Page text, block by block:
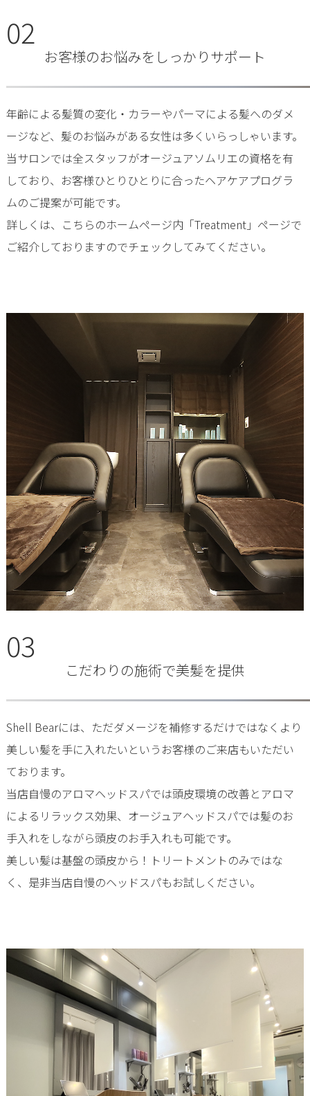
02
お客様のお悩みをしっかりサポート
年齢による髪質の変化・カラーやパーマによる髪へのダメ
ージなど、髪のお悩みがある女性は多くいらっしゃいます。
当サロンでは全スタッフがオージュアソムリエの資格を有
しており、お客様ひとりひとりに合ったヘアケアプログラ
ムのご提案が可能です。
詳しくは、こちらのホームページ内「Treatment」ページで
ご紹介しておりますのでチェックしてみてください。
03
こだわりの施術で美髪を提供
Shell Bearには、ただダメージを補修するだけではなくより
美しい髪を手に入れたいというお客様のご来店もいただい
ております。
当店自慢のアロマヘッドスパでは頭皮環境の改善とアロマ
によるリラックス効果、オージュアヘッドスパでは髪のお
手入れをしながら頭皮のお手入れも可能です。
美しい髪は基盤の頭皮から！トリートメントのみではな
く、是非当店自慢のヘッドスパもお試しください。